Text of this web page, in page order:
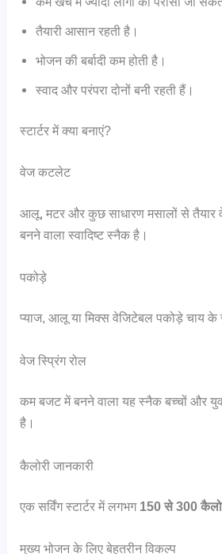
तैयारी आसान रहती है।
भोजन की बर्बादी कम होती है।
स्वाद और परंपरा दोनों बनी रहती हैं।
स्टार्टर में क्या बनाएं?
वेज कटलेट
आलू, मटर और कुछ साधारण मसालों से
बनने वाला स्वादिष्ट स्नैक है।
पकोड़े
प्याज, आलू या मिक्स वेजिटेबल पकोड़े चाय के
वेज स्प्रिंग रोल
कम बजट में बनने वाला यह स्नैक बच्चों और
है।
कैलोरी जानकारी
एक सर्विंग स्टार्टर में लगभग 150 से 300
मुख्य भोजन के लिए बेहतरीन विकल्प